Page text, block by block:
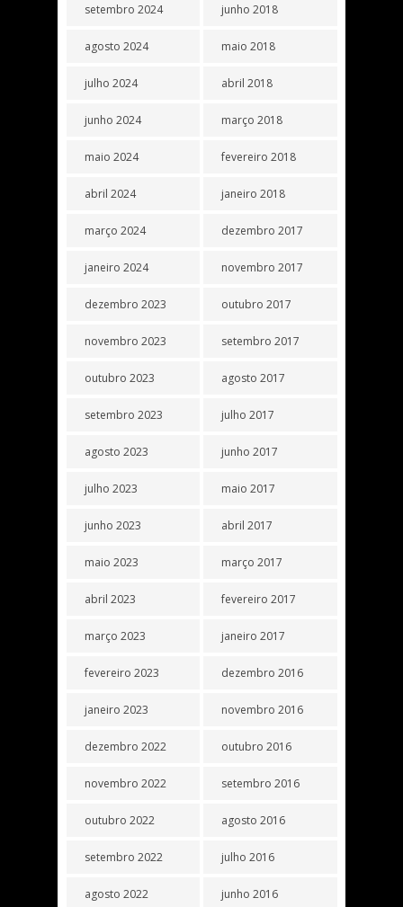
setembro 2024
agosto 2024
julho 2024
junho 2024
maio 2024
abril 2024
março 2024
janeiro 2024
dezembro 2023
novembro 2023
outubro 2023
setembro 2023
agosto 2023
julho 2023
junho 2023
maio 2023
abril 2023
março 2023
fevereiro 2023
janeiro 2023
dezembro 2022
novembro 2022
outubro 2022
setembro 2022
agosto 2022
junho 2018
maio 2018
abril 2018
março 2018
fevereiro 2018
janeiro 2018
dezembro 2017
novembro 2017
outubro 2017
setembro 2017
agosto 2017
julho 2017
junho 2017
maio 2017
abril 2017
março 2017
fevereiro 2017
janeiro 2017
dezembro 2016
novembro 2016
outubro 2016
setembro 2016
agosto 2016
julho 2016
junho 2016